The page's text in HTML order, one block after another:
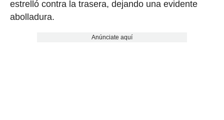
estrelló contra la trasera, dejando una evidente
abolladura.
Anúnciate aquí